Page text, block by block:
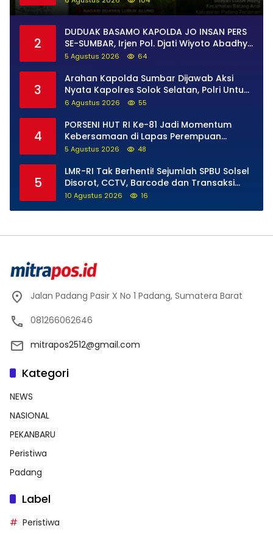
Diselidiki Tuntas
2
DUDUAK BASAMO KAPOLDA JO INSAN PERS
SE-SUMBAR, Irjen Pol. Djati Wiyoto Abadhy
Tegaskan Tak Ada Ruang bagi Pelanggar
5 Agustus 2026 64
3
Arahan Kapolda Sumbar Dijawab Aksi
Nyata Kapolres Solok Selatan, Polri Untuk
Masyarakat Bukan Sekadar Slogan
6 Agustus 2026 55
4
PORSENI HUT RI Ke-81 Jadi Momentum
Kebersamaan di Lapas Perempuan
Padang
5 Agustus 2026 48
5
LMR-RI Tak Berhenti! Sejumlah SPBU Solsel
Disorot, CCTV, Barcode dan Transaksi
BBM Diduga Janggal Diminta Dibongkar
10 Agustus 2026 16
Jalan Padang Pasir X No 1 Padang, Sumatera Barat
081266062646
mitrapos2512@gmail.com
Kategori
NEWS
NASIONAL
PEKANBARU
Peristiwa
Padang
Label
Peristiwa